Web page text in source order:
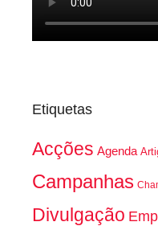
Etiquetas
Acções Agenda
Campanhas
Divulgação